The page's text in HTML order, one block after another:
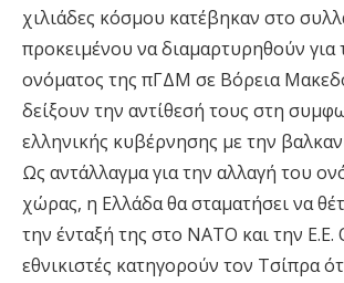
χιλιάδες κόσμου κατέβηκαν στο
προκειμένου να διαμαρτυρηθούν για
ονόματος της πΓΔΜ σε Βόρεια
δείξουν την αντίθεσή τους στη
ελληνικής κυβέρνησης με την
Ως αντάλλαγμα για την αλλαγή του
χώρας, η Ελλάδα θα σταματήσει να
την ένταξή της στο ΝΑΤΟ και την Ε.Ε.
εθνικιστές κατηγορούν τον Τσίπρα